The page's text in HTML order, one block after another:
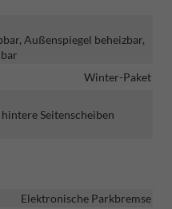
Außenspiegel beheizbar,
Winter-Paket
Seitenscheiben
Elektronische Parkbremse